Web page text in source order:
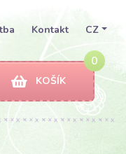
Kontakt CZ
0
KOŠÍK